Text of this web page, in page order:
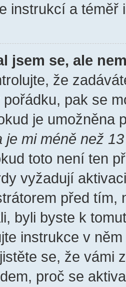
instrukcí a téměř
jsem se, ale
že
pořádku, pak se
je umožněna
mi méně než
toto není ten
vyžadují
před tím,
byli byste k
instrukce v
se, že vámi
proč se